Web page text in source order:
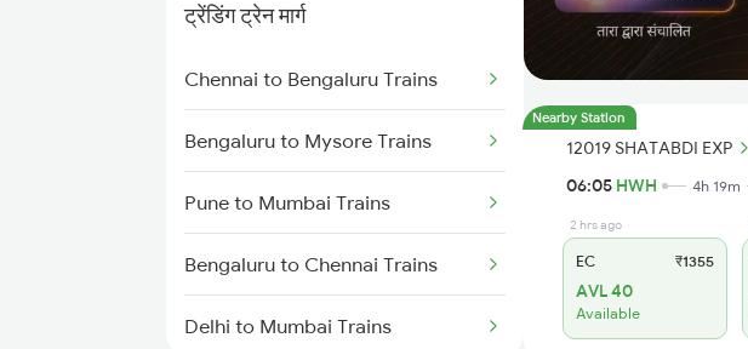
ट्रेंडिंग ट्रेन मार्ग
Chennai to Bengaluru Trains
Bengaluru to Mysore Trains
Pune to Mumbai Trains
Bengaluru to Chennai Trains
Delhi to Mumbai Trains
Nearby Station
12019 SHATABDI EXP
06:05 HWH 4h 19m
2 hrs ago
EC ₹1355
AVL 40
Available